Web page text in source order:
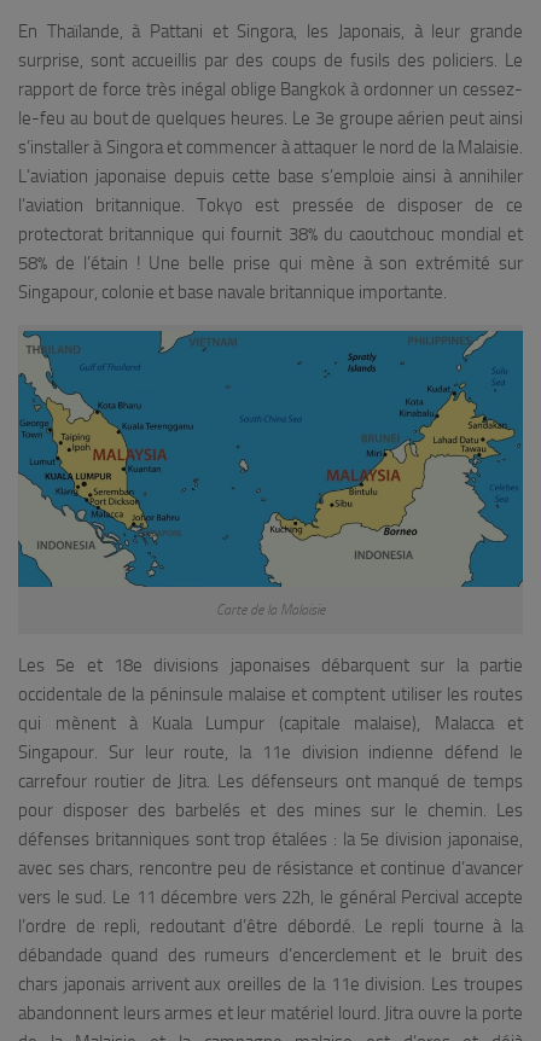
En Thaïlande, à Pattani et Singora, les Japonais, à leur grande
surprise, sont accueillis par des coups de fusils des policiers. Le
rapport de force très inégal oblige Bangkok à ordonner un cessez-
le-feu au bout de quelques heures. Le 3e groupe aérien peut ainsi
s’installer à Singora et commencer à attaquer le nord de la Malaisie.
L’aviation japonaise depuis cette base s’emploie ainsi à annihiler
l’aviation britannique. Tokyo est pressée de disposer de ce
protectorat britannique qui fournit 38% du caoutchouc mondial et
58% de l’étain ! Une belle prise qui mène à son extrémité sur
Singapour, colonie et base navale britannique importante.
Carte de la Malaisie
Les 5e et 18e divisions japonaises débarquent sur la partie
occidentale de la péninsule malaise et comptent utiliser les routes
qui mènent à Kuala Lumpur (capitale malaise), Malacca et
Singapour. Sur leur route, la 11e division indienne défend le
carrefour routier de Jitra. Les défenseurs ont manqué de temps
pour disposer des barbelés et des mines sur le chemin. Les
défenses britanniques sont trop étalées : la 5e division japonaise,
avec ses chars, rencontre peu de résistance et continue d’avancer
vers le sud. Le 11 décembre vers 22h, le général Percival accepte
l’ordre de repli, redoutant d’être débordé. Le repli tourne à la
débandade quand des rumeurs d’encerclement et le bruit des
chars japonais arrivent aux oreilles de la 11e division. Les troupes
abandonnent leurs armes et leur matériel lourd. Jitra ouvre la porte